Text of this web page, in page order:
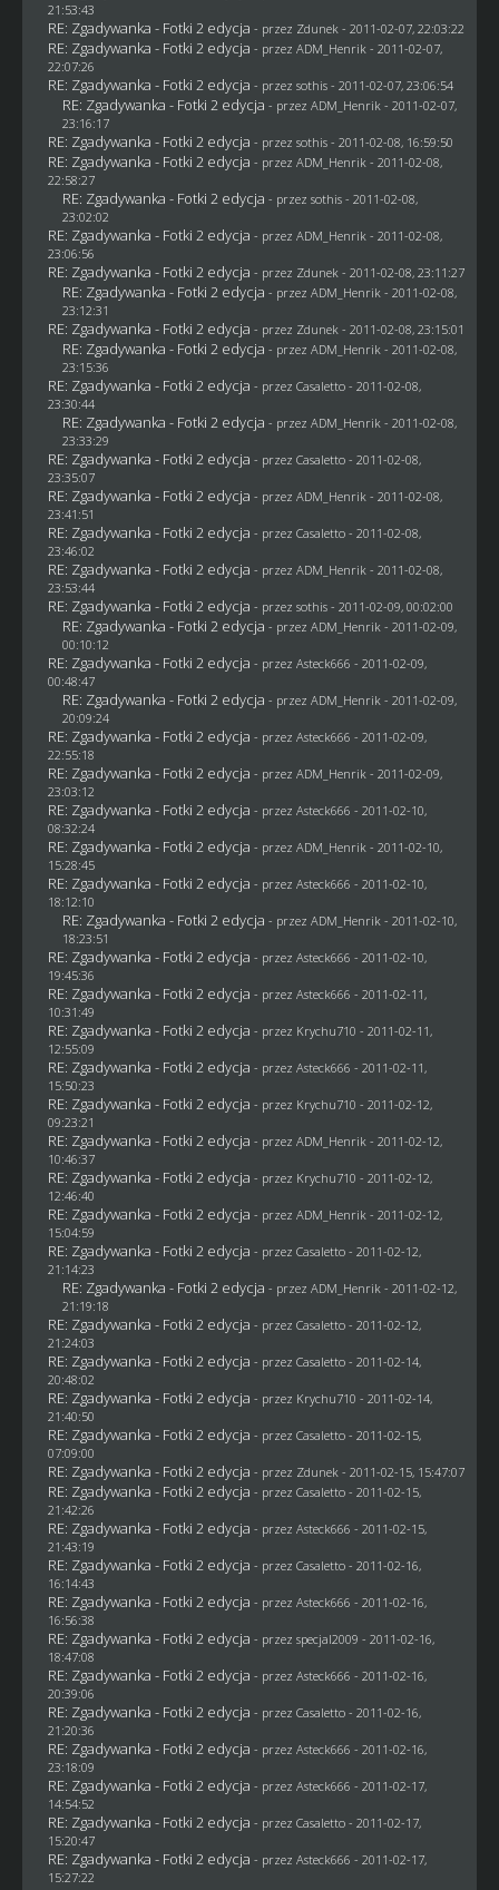
21:53:43
RE: Zgadywanka - Fotki 2 edycja - przez Zdunek - 2011-02-07, 22:03:22
RE: Zgadywanka - Fotki 2 edycja - przez ADM_Henrik - 2011-02-07,
22:07:26
RE: Zgadywanka - Fotki 2 edycja - przez sothis- 2011-02-07, 23:06:54
RE: Zgadywanka - Fotki 2 edycja - przez ADM_Henrik - 2011-02-07,
23:16:17
RE: Zgadywanka - Fotki 2 edycja - przez sothis- 2011-02-08, 16:59:50
RE: Zgadywanka - Fotki 2 edycja - przez ADM_Henrik - 2011-02-08,
22:58:27
RE: Zgadywanka - Fotki 2 edycja - przez sothis- 2011-02-08,
23:02:02
RE: Zgadywanka - Fotki 2 edycja - przez ADM_Henrik - 2011-02-08,
23:06:56
RE: Zgadywanka - Fotki 2 edycja - przez Zdunek - 2011-02-08, 23:11:27
RE: Zgadywanka - Fotki 2 edycja - przez ADM_Henrik - 2011-02-08,
23:12:31
RE: Zgadywanka - Fotki 2 edycja - przez Zdunek - 2011-02-08, 23:15:01
RE: Zgadywanka - Fotki 2 edycja - przez ADM_Henrik - 2011-02-08,
23:15:36
RE: Zgadywanka - Fotki 2 edycja - przez Casaletto- 2011-02-08,
23:30:44
RE: Zgadywanka - Fotki 2 edycja - przez ADM_Henrik - 2011-02-08,
23:33:29
RE: Zgadywanka - Fotki 2 edycja - przez Casaletto- 2011-02-08,
23:35:07
RE: Zgadywanka - Fotki 2 edycja - przez ADM_Henrik - 2011-02-08,
23:41:51
RE: Zgadywanka - Fotki 2 edycja - przez Casaletto- 2011-02-08,
23:46:02
RE: Zgadywanka - Fotki 2 edycja - przez ADM_Henrik - 2011-02-08,
23:53:44
RE: Zgadywanka - Fotki 2 edycja - przez sothis- 2011-02-09, 00:02:00
RE: Zgadywanka - Fotki 2 edycja - przez ADM_Henrik - 2011-02-09,
00:10:12
RE: Zgadywanka - Fotki 2 edycja - przez Asteck666 - 2011-02-09,
00:48:47
RE: Zgadywanka - Fotki 2 edycja - przez ADM_Henrik - 2011-02-09,
20:09:24
RE: Zgadywanka - Fotki 2 edycja - przez Asteck666 - 2011-02-09,
22:55:18
RE: Zgadywanka - Fotki 2 edycja - przez ADM_Henrik - 2011-02-09,
23:03:12
RE: Zgadywanka - Fotki 2 edycja - przez Asteck666 - 2011-02-10,
08:32:24
RE: Zgadywanka - Fotki 2 edycja - przez ADM_Henrik - 2011-02-10,
15:28:45
RE: Zgadywanka - Fotki 2 edycja - przez Asteck666 - 2011-02-10,
18:12:10
RE: Zgadywanka - Fotki 2 edycja - przez ADM_Henrik - 2011-02-10,
18:23:51
RE: Zgadywanka - Fotki 2 edycja - przez Asteck666 - 2011-02-10,
19:45:36
RE: Zgadywanka - Fotki 2 edycja - przez Asteck666 - 2011-02-11,
10:31:49
RE: Zgadywanka - Fotki 2 edycja - przez Krychu710 - 2011-02-11,
12:55:09
RE: Zgadywanka - Fotki 2 edycja - przez Asteck666 - 2011-02-11,
15:50:23
RE: Zgadywanka - Fotki 2 edycja - przez Krychu710 - 2011-02-12,
09:23:21
RE: Zgadywanka - Fotki 2 edycja - przez ADM_Henrik - 2011-02-12,
10:46:37
RE: Zgadywanka - Fotki 2 edycja - przez Krychu710 - 2011-02-12,
12:46:40
RE: Zgadywanka - Fotki 2 edycja - przez ADM_Henrik - 2011-02-12,
15:04:59
RE: Zgadywanka - Fotki 2 edycja - przez Casaletto- 2011-02-12,
21:14:23
RE: Zgadywanka - Fotki 2 edycja - przez ADM_Henrik - 2011-02-12,
21:19:18
RE: Zgadywanka - Fotki 2 edycja - przez Casaletto- 2011-02-12,
21:24:03
RE: Zgadywanka - Fotki 2 edycja - przez Casaletto- 2011-02-14,
20:48:02
RE: Zgadywanka - Fotki 2 edycja - przez Krychu710 - 2011-02-14,
21:40:50
RE: Zgadywanka - Fotki 2 edycja - przez Casaletto- 2011-02-15,
07:09:00
RE: Zgadywanka - Fotki 2 edycja - przez Zdunek - 2011-02-15, 15:47:07
RE: Zgadywanka - Fotki 2 edycja - przez Casaletto- 2011-02-15,
21:42:26
RE: Zgadywanka - Fotki 2 edycja - przez Asteck666 - 2011-02-15,
21:43:19
RE: Zgadywanka - Fotki 2 edycja - przez Casaletto- 2011-02-16,
16:14:43
RE: Zgadywanka - Fotki 2 edycja - przez Asteck666 - 2011-02-16,
16:56:38
RE: Zgadywanka - Fotki 2 edycja - przez specjal2009 - 2011-02-16,
18:47:08
RE: Zgadywanka - Fotki 2 edycja - przez Asteck666 - 2011-02-16,
20:39:06
RE: Zgadywanka - Fotki 2 edycja - przez Casaletto- 2011-02-16,
21:20:36
RE: Zgadywanka - Fotki 2 edycja - przez Asteck666 - 2011-02-16,
23:18:09
RE: Zgadywanka - Fotki 2 edycja - przez Asteck666 - 2011-02-17,
14:54:52
RE: Zgadywanka - Fotki 2 edycja - przez Casaletto- 2011-02-17,
15:20:47
RE: Zgadywanka - Fotki 2 edycja - przez Asteck666 - 2011-02-17,
15:27:22